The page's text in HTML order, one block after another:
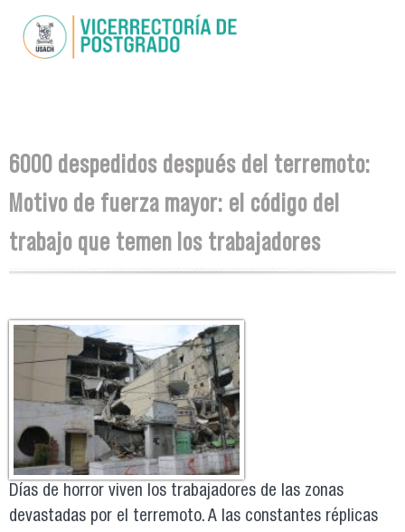
contenido
Se encuentra usted aquí
6000 despedidos después del terremoto:
Motivo de fuerza mayor: el código del
trabajo que temen los trabajadores
Días de horror viven los trabajadores de las zonas
devastadas por el terremoto. A las constantes réplicas